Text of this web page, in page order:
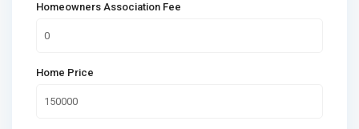
Homeowners Association Fee
Home Price